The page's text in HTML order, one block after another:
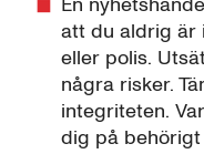
att du aldrig är
eller polis.
några risker.
integriteten.
dig på behörigt